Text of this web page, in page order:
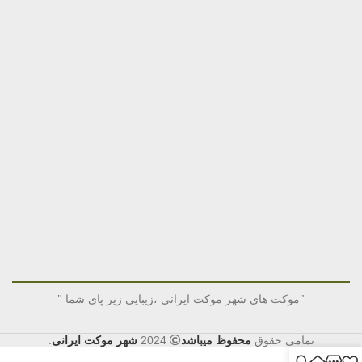
"موکت های شهر موکت ایرانی ،زیبایی زیر پای شما "
تمامی حقوق محفوظ میباشد 2024 شهر موکت ایرانی.